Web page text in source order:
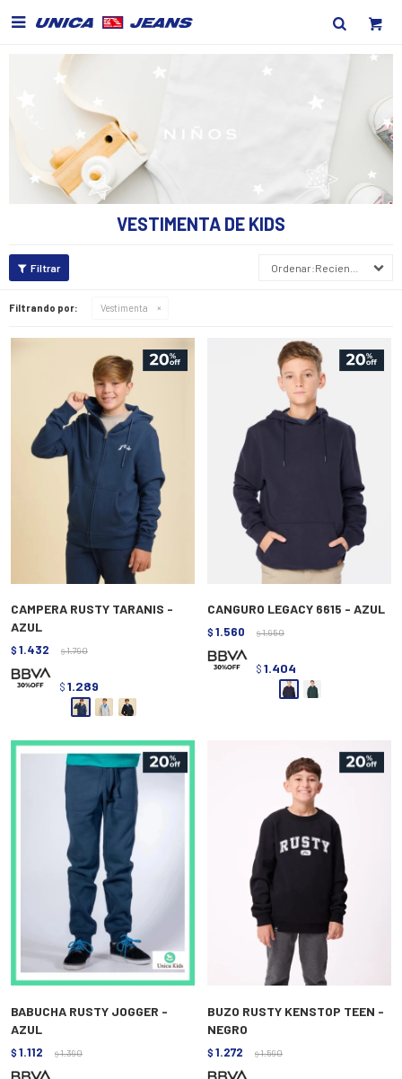

VESTIMENTA DE KIDS
Recientes
Filtrando por: Vestimenta
CAMPERA RUSTY TARANIS -
AZUL
$ 1.432 $ 1.790
$ 1.289
CANGURO LEGACY 6615 - AZUL
$ 1.560 $ 1.950
$ 1.404
BABUCHA RUSTY JOGGER -
AZUL
$ 1.112 $ 1.390
BUZO RUSTY KENSTOP TEEN -
NEGRO
$ 1.272 $ 1.590